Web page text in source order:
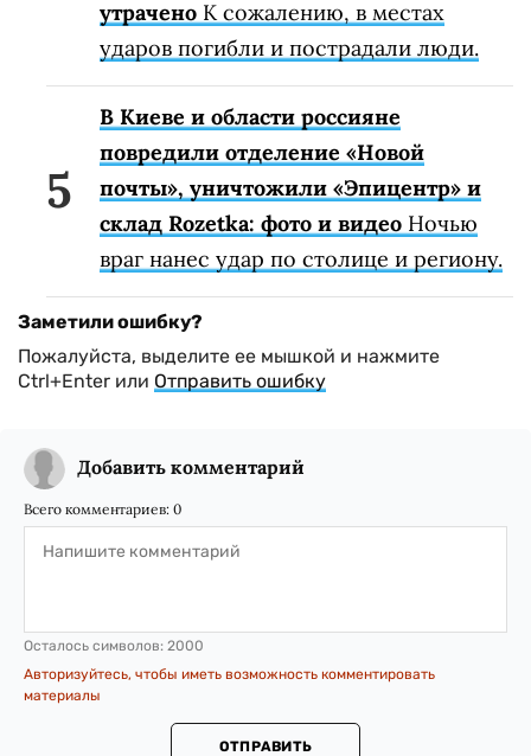
утрачено К сожалению, в местах
ударов погибли и пострадали люди.
В Киеве и области россияне
повредили отделение «Новой
почты», уничтожили «Эпицентр» и
склад Rozetka: фото и видео Ночью
враг нанес удар по столице и региону.
Заметили ошибку?
Пожалуйста, выделите ее мышкой и нажмите
Ctrl+Enter или Отправить ошибку
Добавить комментарий
Всего комментариев: 0
Осталось символов: 2000
Авторизуйтесь, чтобы иметь возможность комментировать
материалы
ОТПРАВИТЬ